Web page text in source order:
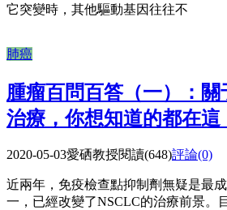
它突變時，其他驅動基因往往不
肺癌
腫瘤百問百答（一）：關
治療，你想知道的都在這
2020-05-03愛硒教授閱讀(648)評論(0)
近兩年，免疫檢查點抑制劑無疑是最
一，已經改變了NSCLC的治療前景。